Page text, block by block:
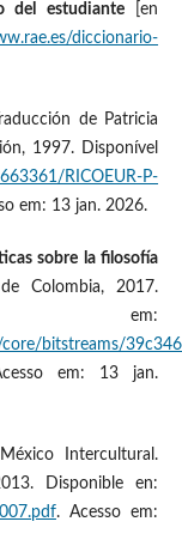
del estudiante[en
diccionario-
de Patricia
1997. Disponível
RICOEUR-P-
em: 13 jan. 2026.
sobre la filosofía
Colombia, 2017.
em:
core/bitstreams/
em: 13 jan.
Intercultural.
Disponible en:
. Acesso em: